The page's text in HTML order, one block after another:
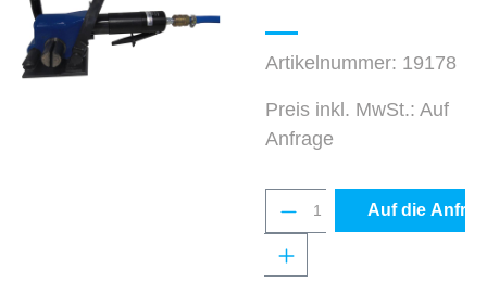
Artikelnummer: 19178
Preis inkl. MwSt.: Auf
Anfrage
Produkt Anzahl:
Auf die